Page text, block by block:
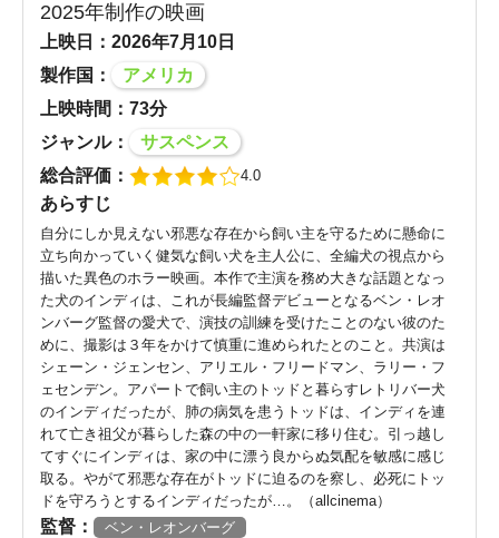
2025年制作の映画
上映日：2026年7月10日
製作国：
アメリカ
上映時間：73分
ジャンル：
サスペンス
総合評価：
4.0
あらすじ
自分にしか見えない邪悪な存在から飼い主を守るために懸命に
立ち向かっていく健気な飼い犬を主人公に、全編犬の視点から
描いた異色のホラー映画。本作で主演を務め大きな話題となっ
た犬のインディは、これが長編監督デビューとなるベン・レオ
ンバーグ監督の愛犬で、演技の訓練を受けたことのない彼のた
めに、撮影は３年をかけて慎重に進められたとのこと。共演は
シェーン・ジェンセン、アリエル・フリードマン、ラリー・フ
ェセンデン。アパートで飼い主のトッドと暮らすレトリバー犬
のインディだったが、肺の病気を患うトッドは、インディを連
れて亡き祖父が暮らした森の中の一軒家に移り住む。引っ越し
てすぐにインディは、家の中に漂う良からぬ気配を敏感に感じ
取る。やがて邪悪な存在がトッドに迫るのを察し、必死にトッ
ドを守ろうとするインディだったが…。（allcinema）
監督： ベン・レオンバーグ